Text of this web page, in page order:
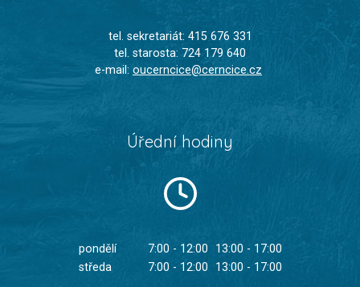
tel. sekretariát: 415 676 331
tel. starosta: 724 179 640
e-mail: oucerncice@cerncice.cz
Úřední hodiny
pondělí 7:00 - 12:00
13:00 - 17:00
středa
7:00 - 12:00 13:00 - 17:00